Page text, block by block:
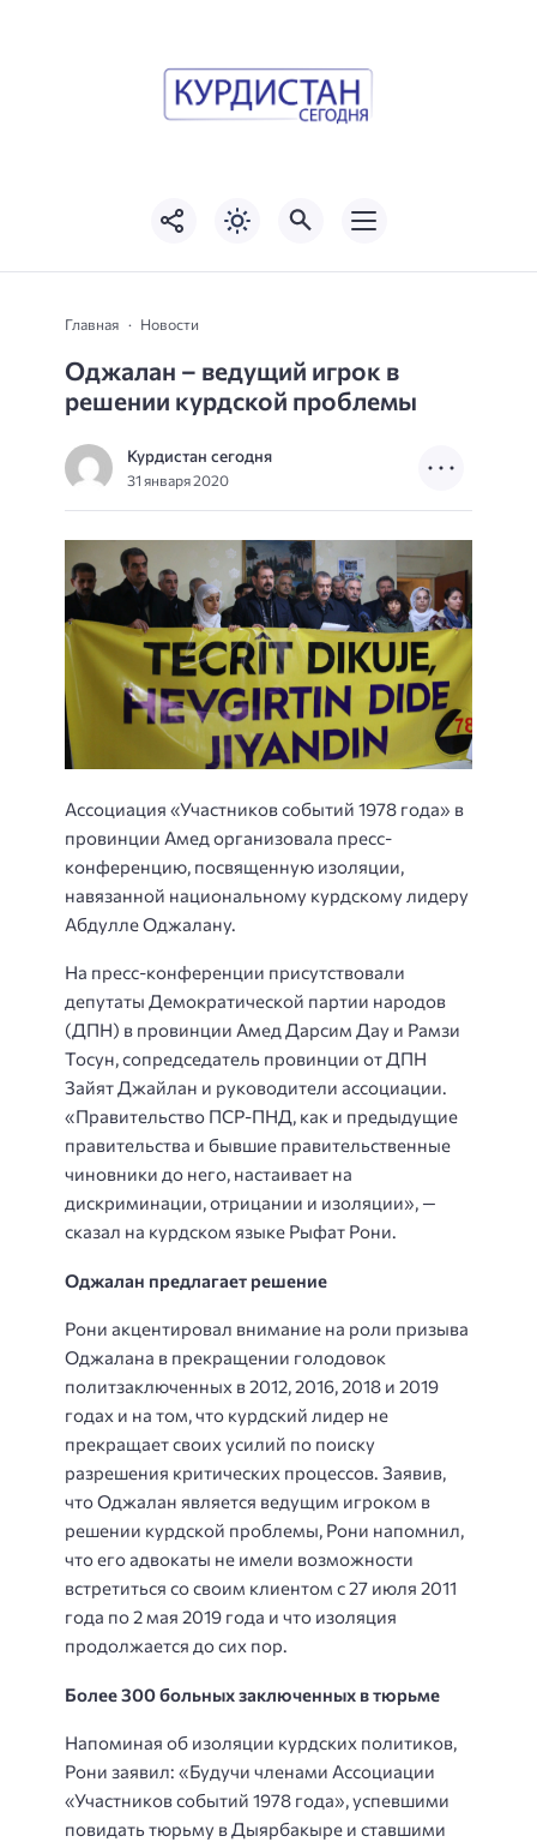
Главная Новости
Оджалан – ведущий игрок в
решении курдской проблемы
Курдистан сегодня
31 января 2020
Ассоциация «Участников событий 1978 года» в
провинции Амед организовала пресс-
конференцию, посвященную изоляции,
навязанной национальному курдскому лидеру
Абдулле Оджалану.
На пресс-конференции присутствовали
депутаты Демократической партии народов
(ДПН) в провинции Амед Дарсим Дау и Рамзи
Тосун, сопредседатель провинции от ДПН
Зайят Джайлан и руководители ассоциации.
«Правительство ПСР-ПНД, как и предыдущие
правительства и бывшие правительственные
чиновники до него, настаивает на
дискриминации, отрицании и изоляции», —
сказал на курдском языке Рыфат Рони.
Оджалан предлагает решение
Рони акцентировал внимание на роли призыва
Оджалана в прекращении голодовок
политзаключенных в 2012, 2016, 2018 и 2019
годах и на том, что курдский лидер не
прекращает своих усилий по поиску
разрешения критических процессов. Заявив,
что Оджалан является ведущим игроком в
решении курдской проблемы, Рони напомнил,
что его адвокаты не имели возможности
встретиться со своим клиентом с 27 июля 2011
года по 2 мая 2019 года и что изоляция
продолжается до сих пор.
Более 300 больных заключенных в тюрьме
Напоминая об изоляции курдских политиков,
Рони заявил: «Будучи членами Ассоциации
«Участников событий 1978 года», успевшими
повидать тюрьму в Дыярбакыре и ставшими